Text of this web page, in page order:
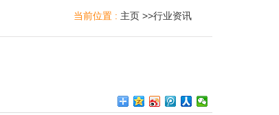
当前位置 : 主页 >>行业资讯